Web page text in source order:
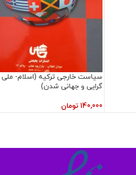
سیاست خارجی ترکیه (اسلام- ملی
گرایی و جهانی شدن)
140,000 تومان